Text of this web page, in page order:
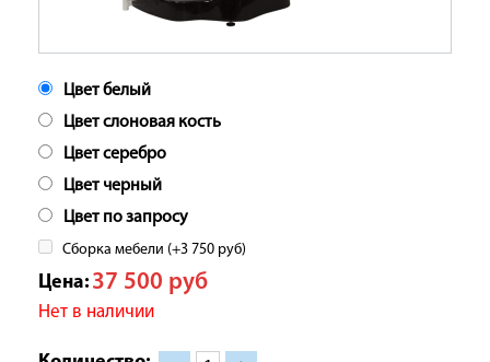
Цвет белый
Цвет слоновая кость
Цвет серебро
Цвет черный
Цвет по запросу
Сборка мебели (+3 750 руб)
Цена: 37 500 руб
Нет в наличии